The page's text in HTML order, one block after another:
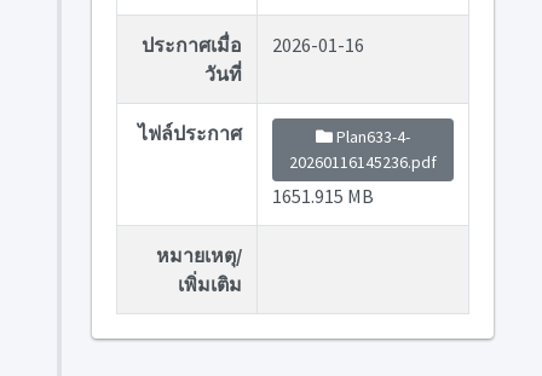
ประกาศเมื่อ
วันที่
2026-01-16
ไฟล์ประกาศ
Plan633-4-
20260116145236.pdf
1651.915 MB
หมายเหตุ/
เพิ่มเติม